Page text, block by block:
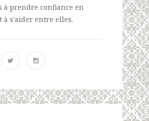
à prendre confiance en
à s'aider entre elles.